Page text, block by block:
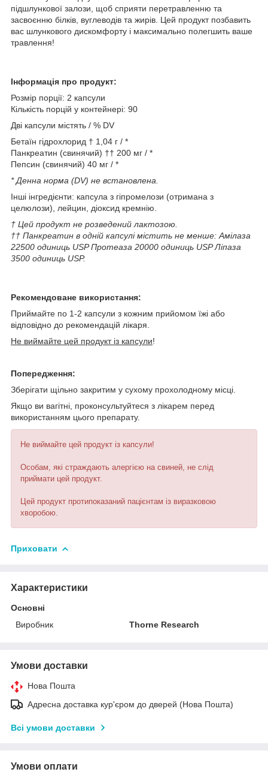
підшлункової залози, щоб сприяти перетравленню та
засвоєнню білків, вуглеводів та жирів. Цей продукт позбавить
вас шлункового дискомфорту і максимально полегшить ваше
травлення!
Інформація про продукт:
Розмір порції: 2 капсули
Кількість порцій у контейнері: 90
Дві капсули містять / % DV
Бетаїн гідрохлорид † 1,04 г / *
Панкреатин (свинячий) †† 200 мг / *
Пепсин (свинячий) 40 мг / *
* Денна норма (DV) не встановлена.
Інші інгредієнти: капсула з гіпромелози (отримана з
целюлози), лейцин, діоксид кремнію.
† Цей продукт не розведений лактозою.
†† Панкреатин в одній капсулі містить не менше: Амілаза
22500 одиниць USP Протеаза 20000 одиниць USP Ліпаза
3500 одиниць USP.
Рекомендоване використання:
Приймайте по 1-2 капсули з кожним прийомом їжі або
відповідно до рекомендацій лікаря.
Не виймайте цей продукт із капсули!
Попередження:
Зберігати щільно закритим у сухому прохолодному місці.
Якщо ви вагітні, проконсультуйтеся з лікарем перед
використанням цього препарату.
Не виймайте цей продукт із капсули!
Особам, які страждають алергією на свиней, не слід
приймати цей продукт.
Цей продукт протипоказаний пацієнтам із виразковою
хворобою.
Приховати
Характеристики
Основні
Виробник
Thorne Research
Умови доставки
Нова Пошта
Адресна доставка кур'єром до дверей (Нова Пошта)
Всі умови доставки
Умови оплати